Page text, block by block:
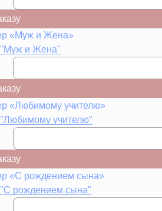
"Муж и Жена"
учителю"
"С рождением сына"